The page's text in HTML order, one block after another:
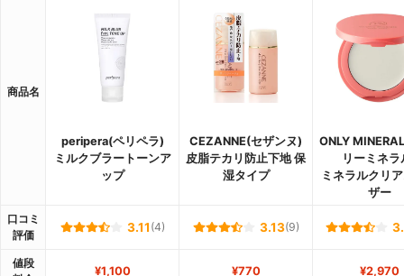
商品名
peripera(ペリペラ)
ミルクブラートーンア
ップ
CEZANNE(セザンヌ)
皮脂テカリ防止下地 保
湿タイプ
ONLY
リーミネラ
ミネラルクリ
ザー
口コミ
評価
3.11 (4) 3.13(9)
値段
¥1,100 ¥770 ¥2,970